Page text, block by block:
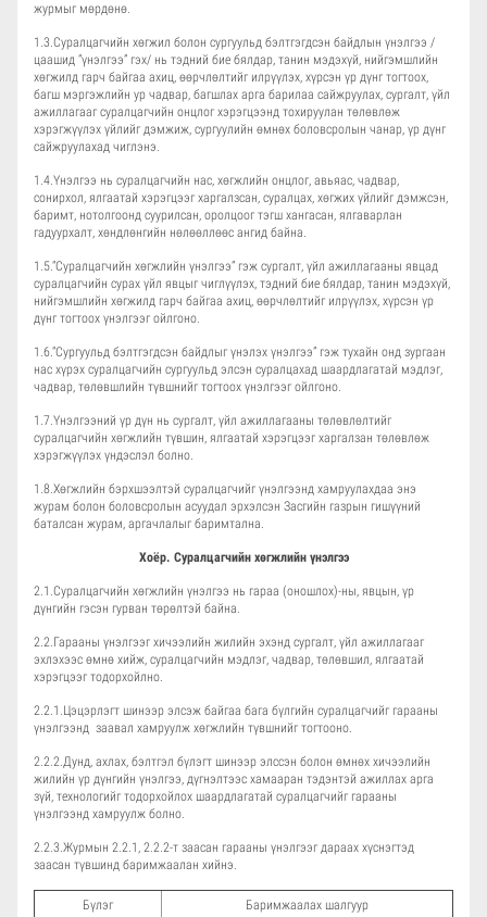
журмыг мөрдөнө.
1.3.Суралцагчийн хөгжил болон сургуульд бэлтгэгдсэн байдлын үнэлгээ /
цаашид “үнэлгээ” гэх/ нь тэдний бие бялдар, танин мэдэхүй, нийгэмшлийн
хөгжилд гарч байгаа ахиц, өөрчлөлтийг илрүүлэх, хүрсэн үр дүнг тогтоох,
багш мэргэжлийн ур чадвар, багшлах арга барилаа сайжруулах, сургалт, үйл
ажиллагааг суралцагчийн онцлог хэрэгцээнд тохируулан төлөвлөж
хэрэгжүүлэх үйлийг дэмжиж, сургуулийн өмнөх боловсролын чанар, үр дүнг
сайжруулахад чиглэнэ.
1.4.Үнэлгээ нь суралцагчийн нас, хөгжлийн онцлог, авьяас, чадвар,
сонирхол, ялгаатай хэрэгцээг харгалзсан, суралцах, хөгжих үйлийг дэмжсэн,
баримт, нотолгоонд суурилсан, оролцоог тэгш хангасан, ялгаварлан
гадуурхалт, хөндлөнгийн нөлөөллөөс ангид байна.
1.5.“Суралцагчийн хөгжлийн үнэлгээ” гэж сургалт, үйл ажиллагааны явцад
суралцагчийн сурах үйл явцыг чиглүүлэх, тэдний бие бялдар, танин мэдэхүй,
нийгэмшлийн хөгжилд гарч байгаа ахиц, өөрчлөлтийг илрүүлэх, хүрсэн үр
дүнг тогтоох үнэлгээг ойлгоно.
1.6.“Сургуульд бэлтгэгдсэн байдлыг үнэлэх үнэлгээ” гэж тухайн онд зургаан
нас хүрэх суралцагчийн сургуульд элсэн суралцахад шаардлагатай мэдлэг,
чадвар, төлөвшлийн түвшнийг тогтоох үнэлгээг ойлгоно.
1.7.Үнэлгээний үр дүн нь сургалт, үйл ажиллагааны төлөвлөлтийг
суралцагчийн хөгжлийн түвшин, ялгаатай хэрэгцээг харгалзан төлөвлөж
хэрэгжүүлэх үндэслэл болно.
1.8.Хөгжлийн бэрхшээлтэй суралцагчийг үнэлгээнд хамруулахдаа энэ
журам болон боловсролын асуудал эрхэлсэн Засгийн газрын гишүүний
баталсан журам, аргачлалыг баримтална.
Хоёр. Суралцагчийн хөгжлийн үнэлгээ
2.1.Суралцагчийн хөгжлийн үнэлгээ нь гараа (оношлох)-ны, явцын, үр
дүнгийн гэсэн гурван төрөлтэй байна.
2.2.Гарааны үнэлгээг хичээлийн жилийн эхэнд сургалт, үйл ажиллагааг
эхлэхээс өмнө хийж, суралцагчийн мэдлэг, чадвар, төлөвшил, ялгаатай
хэрэгцээг тодорхойлно.
2.2.1.Цэцэрлэгт шинээр элсэж байгаа бага бүлгийн суралцагчийг гарааны
үнэлгээнд заавал хамруулж хөгжлийн түвшнийг тогтооно.
2.2.2.Дунд, ахлах, бэлтгэл бүлэгт шинээр элссэн болон өмнөх хичээлийн
жилийн үр дүнгийн үнэлгээ, дүгнэлтээс хамааран тэдэнтэй ажиллах арга
зүй, технологийг тодорхойлох шаардлагатай суралцагчийг гарааны
үнэлгээнд хамруулж болно.
2.2.3.Журмын 2.2.1, 2.2.2-т заасан гарааны үнэлгээг дараах хүснэгтэд
заасан түвшинд баримжаалан хийнэ.
Бүлэг Баримжаалах шалгуур